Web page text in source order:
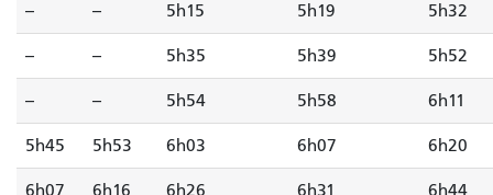
-- -- 5h15 5h19 5h32
-- -- 5h35 5h39 5h52
-- -- 5h54 5h58 6h11
5h45 5h53 6h03 6h07 6h20
6h07 6h16 6h26 6h31 6h44